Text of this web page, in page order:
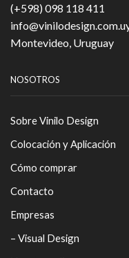
(+598) 098 118 411
Montevideo, Uruguay
NOSOTROS
Sobre Vinilo Design
Colocación y Aplicación
Cómo comprar
Contacto
Empresas
– Visual Design